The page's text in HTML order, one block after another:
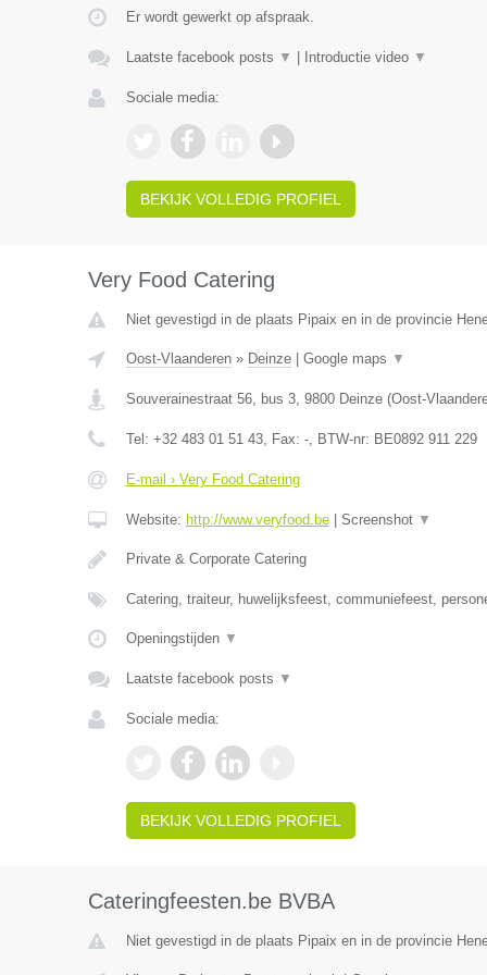
Er wordt gewerkt op afspraak.
Laatste facebook posts ▼ Introductie video ▼
Sociale media:
BEKIJK VOLLEDIG PROFIEL
Very Food Catering
Niet gevestigd in de plaats Pipaix en in de provincie
Oost-Vlaanderen» Deinze| Google maps ▼
Souverainestraat 56, bus 3, 9800 Deinze(Oost-
Tel: +32 483 01 51 43, Fax: -, BTW-nr: BE0892 911 229
E-mail › Very Food Catering
Website: http://www.veryfood.be| Screenshot ▼
Private & Corporate Catering
Catering, traiteur, huwelijksfeest, communiefeest,
Openingstijden ▼
Laatste facebook posts ▼
Sociale media:
BEKIJK VOLLEDIG PROFIEL
Cateringfeesten.be BVBA
Niet gevestigd in de plaats Pipaix en in de provincie